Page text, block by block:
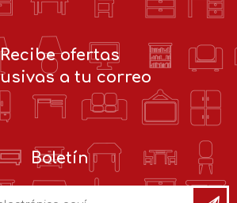
Recibe ofertas
a tu correo
Boletín